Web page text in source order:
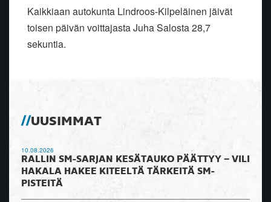
Kaikkiaan autokunta Lindroos-Kilpeläinen jäivät
toisen päivän voittajasta Juha Salosta 28,7
sekuntia.
UUSIMMAT
10.08.2026
RALLIN SM-SARJAN KESÄTAUKO PÄÄTTYY – VILI
HAKALA HAKEE KITEELTÄ TÄRKEITÄ SM-
PISTEITÄ